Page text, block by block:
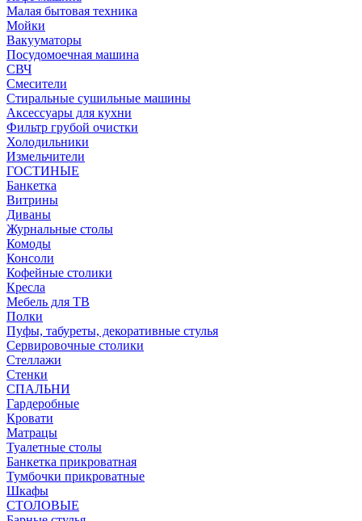
Малая бытовая техника
Мойки
Вакууматоры
Посудомоечная машина
СВЧ
Смесители
Стиральные сушильные машины
Аксессуары для кухни
Фильтр грубой очистки
Холодильники
Измельчители
ГОСТИНЫЕ
Банкетка
Витрины
Диваны
Журнальные столы
Комоды
Консоли
Кофейные столики
Кресла
Мебель для ТВ
Полки
Пуфы, табуреты, декоративные стулья
Сервировочные столики
Стеллажи
Стенки
СПАЛЬНИ
Гардеробные
Кровати
Матрацы
Туалетные столы
Банкетка прикроватная
Тумбочки прикроватные
Шкафы
СТОЛОВЫЕ